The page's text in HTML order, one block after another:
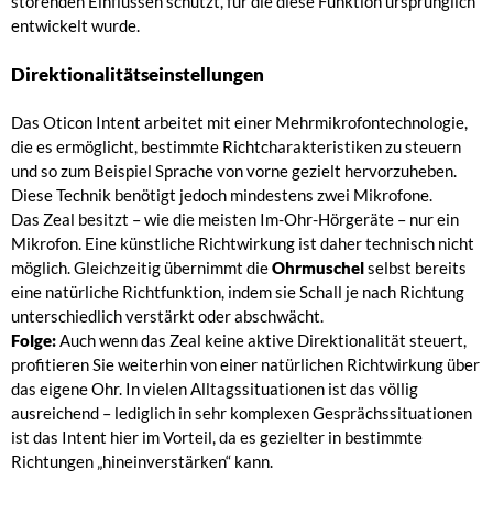
entwickelt wurde.
Direktionalitätseinstellungen
Das Oticon Intent arbeitet mit einer Mehrmikrofontechnologie,
die es ermöglicht, bestimmte Richtcharakteristiken zu steuern
und so zum Beispiel Sprache von vorne gezielt hervorzuheben.
Diese Technik benötigt jedoch mindestens zwei Mikrofone.
Das Zeal besitzt – wie die meisten Im-Ohr-Hörgeräte – nur ein
Mikrofon. Eine künstliche Richtwirkung ist daher technisch nicht
möglich. Gleichzeitig übernimmt dieOhrmuschelselbst bereits
eine natürliche Richtfunktion, indem sie Schall je nach Richtung
unterschiedlich verstärkt oder abschwächt.
Folge:Auch wenn das Zeal keine aktive Direktionalität steuert,
profitieren Sie weiterhin von einer natürlichen Richtwirkung über
das eigene Ohr. In vielen Alltagssituationen ist das völlig
ausreichend – lediglich in sehr komplexen Gesprächssituationen
ist das Intent hier im Vorteil, da es gezielter in bestimmte
Richtungen „hineinverstärken“ kann.